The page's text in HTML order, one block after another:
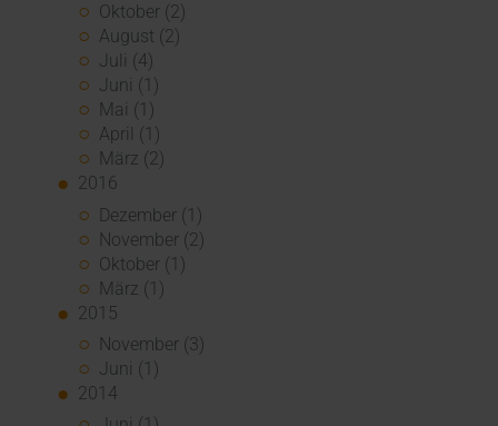
Oktober (2)
August (2)
Juli (4)
Juni (1)
Mai (1)
April (1)
März (2)
2016
Dezember (1)
November (2)
Oktober (1)
März (1)
2015
November (3)
Juni (1)
2014